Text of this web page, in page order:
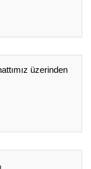
üzerinden